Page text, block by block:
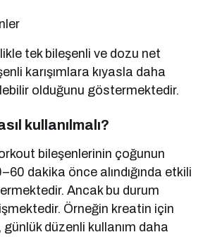
tek bileşenli ve dozu net
karışımlara kıyasla daha
olduğunu göstermektedir.
kullanılmalı?
bileşenlerinin çoğunun
dakika önce alındığında etkili
Ancak bu durum
Örneğin kreatin için
düzenli kullanım daha